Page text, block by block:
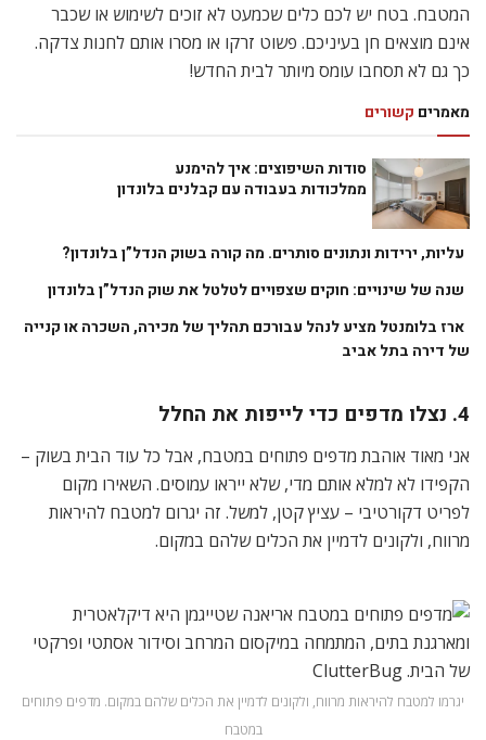
המטבח. בטח יש לכם כלים שכמעט לא זוכים לשימוש או שכבר
אינם מוצאים חן בעיניכם. פשוט זרקו או מסרו אותם לחנות צדקה.
כך גם לא תסחבו עומס מיותר לבית החדש!
מאמרים קשורים
סודות השיפוצים: איך להימנע
ממלכודות בעבודה עם קבלנים בלונדון
עליות, ירידות ונתונים סותרים. מה קורה בשוק הנדל”ן בלונדון?
שנה של שינויים: חוקים שצפויים לטלטל את שוק הנדל”ן בלונדון
ארז בלומנטל מציע לנהל עבורכם תהליך של מכירה, השכרה או קנייה
של דירה בתל אביב
4. נצלו מדפים כדי לייפות את החלל
אני מאוד אוהבת מדפים פתוחים במטבח, אבל כל עוד הבית בשוק –
הקפידו לא למלא אותם מדי, שלא ייראו עמוסים. השאירו מקום
לפריט דקורטיבי – עציץ קטן, למשל. זה יגרום למטבח להיראות
מרווח, ולקונים לדמיין את הכלים שלהם במקום.
יגרמו למטבח להיראות מרווח, ולקונים לדמיין את הכלים שלהם במקום. מדפים פתוחים
במטבח